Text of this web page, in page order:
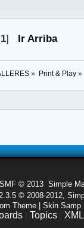
1] Ir Arriba
» Print & Play»
SMF © 2013 Simple
© 2008-2012,
Theme | Skin Samp
Topics XML